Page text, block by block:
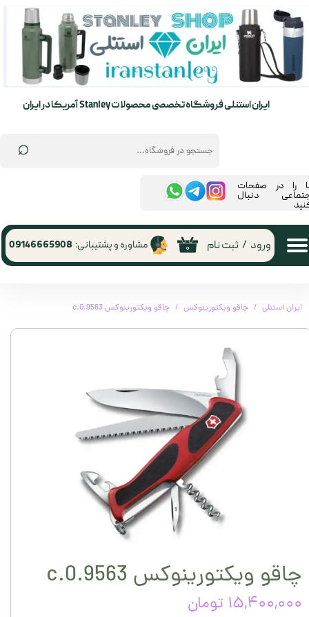
⌕
ایران استنلی فروشگاه تخصصی محصولات Stanley آمریکا در ایران
۰ ورود / ثبت نام
حساب کاربری من
تغییر گذر واژه
مشاوره و پشتیبانی: 09146665908
را در صفحات
دنبال
ایران استنلی چاقو ویکتورینوکس چاقو ویکتورینوکس 0.9563.c
چاقو ویکتورینوکس 0.9563.c
۱۵,۴۰۰,۰۰۰ تومان